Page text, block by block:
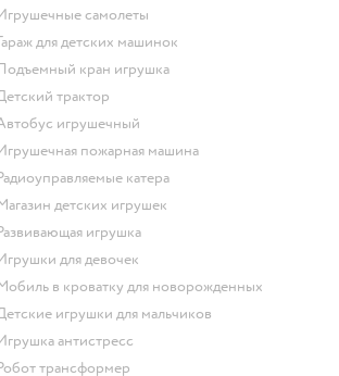
Игрушечные самолеты
Гараж для детских машинок
Подъемный кран игрушка
Детский трактор
Автобус игрушечный
Игрушечная пожарная машина
Радиоуправляемые катера
Магазин детских игрушек
Развивающая игрушка
Игрушки для девочек
Мобиль в кроватку для новорожденных
Детские игрушки для мальчиков
Игрушка антистресс
Робот трансформер